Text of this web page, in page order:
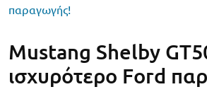
παραγωγής!
Mustang Shelby
ισχυρότερο Ford